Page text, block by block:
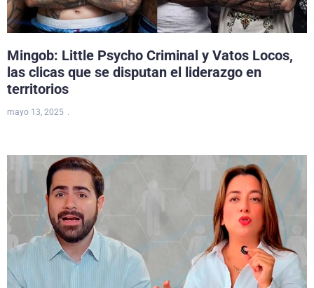
Mingob: Little Psycho Criminal y Vatos Locos,
las clicas que se disputan el liderazgo en
territorios
mayo 13, 2025